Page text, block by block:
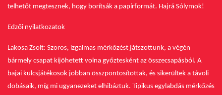
telhetőt megtesznek, hogy borítsák a papírformát. Hajrá Sólymok!
Edzői nyilatkozatok
Lakosa Zsolt: Szoros, izgalmas mérkőzést játszottunk, a végén
bármely csapat kijöhetett volna győztesként az összecsapásból. A
bajai kulcsjátékosok jobban összpontosítottak, és sikerültek a távoli
dobásaik, míg mi ugyanezeket elhibáztuk. Tipikus egylabdás mérkőzés